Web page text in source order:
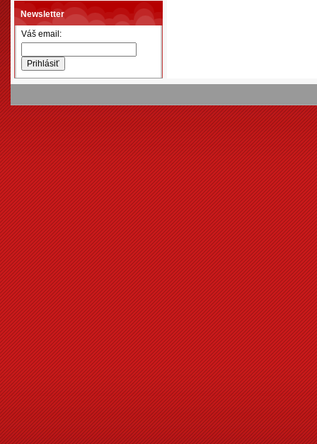
Newsletter
Váš email: